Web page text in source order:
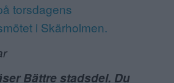
torsdagens
i Skärholmen.
Bättre stadsdel. Du